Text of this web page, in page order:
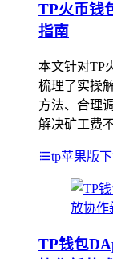
TP火币钱
指南
本文针对TP
梳理了实操
方法、合理
解决矿工费
tp苹果版
TP钱包